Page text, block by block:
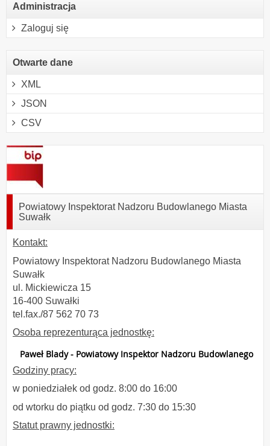
Administracja
Zaloguj się
Otwarte dane
XML
JSON
CSV
Powiatowy Inspektorat Nadzoru Budowlanego Miasta
Suwałk
Kontakt:
Powiatowy Inspektorat Nadzoru Budowlanego Miasta
Suwałk
ul. Mickiewicza 15
16-400 Suwałki
tel.fax./87 562 70 73
Osoba reprezenturąca jednostkę:
Paweł Blady - Powiatowy Inspektor Nadzoru Budowlanego
Godziny pracy:
w poniedziałek od godz. 8:00 do 16:00
od wtorku do piątku od godz. 7:30 do 15:30
Statut prawny jednostki: